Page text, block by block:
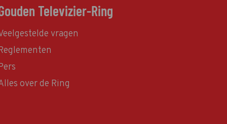
Televizier-Ring
vragen
over de Ring